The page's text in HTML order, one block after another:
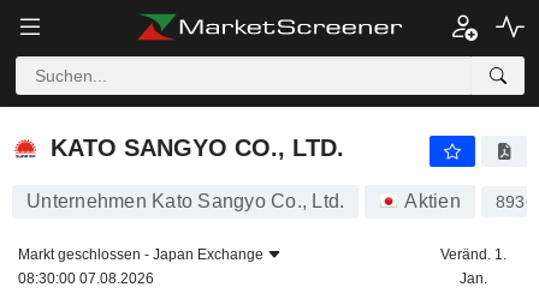
KATO SANGYO CO., LTD.
KATO SANGYO CO., LTD.
Unternehmen Kato Sangyo Co., Ltd. Aktien
Markt geschlossen - Japan Exchange
08:30:00 07.08.2026
Veränd. 1.
Jan.